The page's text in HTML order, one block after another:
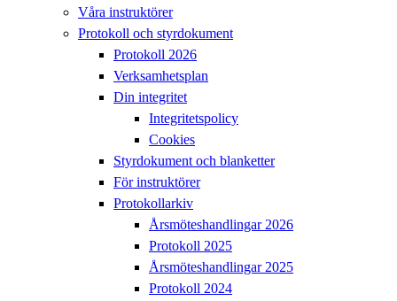
Våra instruktörer
Protokoll och styrdokument
Protokoll 2026
Verksamhetsplan
Din integritet
Integritetspolicy
Cookies
Styrdokument och blanketter
För instruktörer
Protokollarkiv
Årsmöteshandlingar 2026
Protokoll 2025
Årsmöteshandlingar 2025
Protokoll 2024